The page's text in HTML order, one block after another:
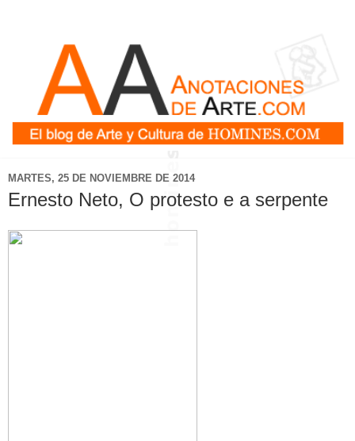
MARTES, 25 DE NOVIEMBRE DE 2014
Ernesto Neto, O protesto e a serpente